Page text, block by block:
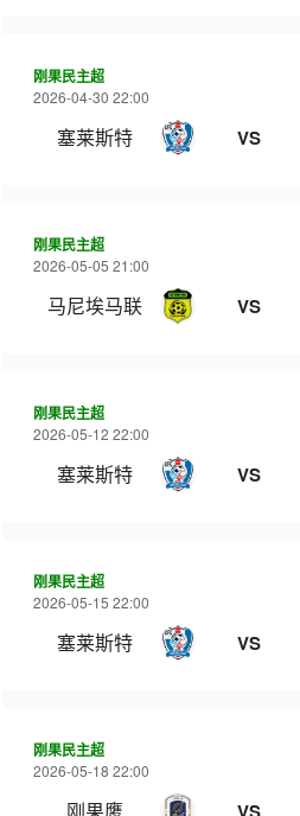
刚果民主超
2026-04-30 22:00
塞莱斯特 VS
刚果民主超
2026-05-05 21:00
马尼埃马联 VS
刚果民主超
2026-05-12 22:00
塞莱斯特 VS
刚果民主超
2026-05-15 22:00
塞莱斯特 VS
刚果民主超
2026-05-18 22:00